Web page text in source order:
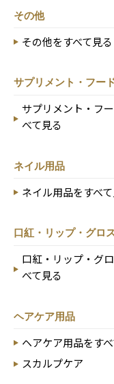
その他
その他をすべて見る
サプリメント・フー
サプリメント・フ
べて見る
ネイル用品
ネイル用品をすべ
口紅・リップ・グロ
口紅・リップ・グ
べて見る
ヘアケア用品
ヘアケア用品をす
スカルプケア